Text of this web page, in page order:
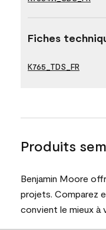
Fiches
K765_TDS_FR
Produits
Benjamin Moore
projets. Comparez
convient le mieux à